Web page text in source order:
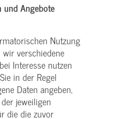
und Angebote
Nutzung
verschiedene
Interesse nutzen
in der Regel
Daten angeben,
jeweiligen
die die zuvor